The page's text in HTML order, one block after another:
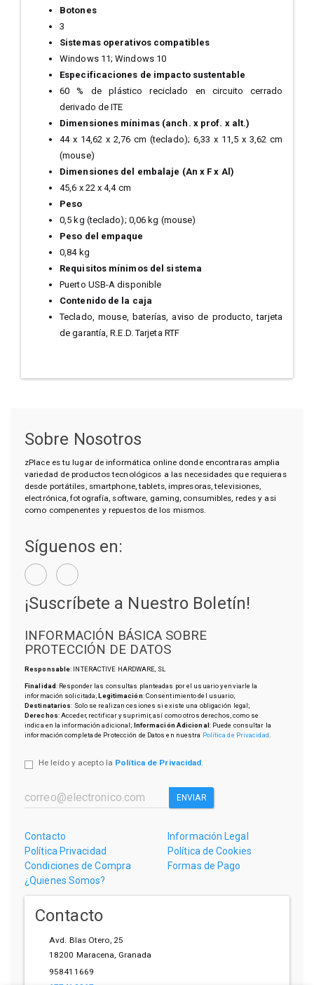
Botones
3
Sistemas operativos compatibles
Windows 11; Windows 10
Especificaciones de impacto sustentable
60 % de plástico reciclado en circuito cerrado
derivado de ITE
Dimensiones mínimas (anch. x prof. x alt.)
44 x 14,62 x 2,76 cm (teclado); 6,33 x 11,5 x 3,62 cm
(mouse)
Dimensiones del embalaje (An x F x Al)
45,6 x 22 x 4,4 cm
Peso
0,5 kg (teclado); 0,06 kg (mouse)
Peso del empaque
0,84 kg
Requisitos mínimos del sistema
Puerto USB-A disponible
Contenido de la caja
Teclado, mouse, baterías, aviso de producto, tarjeta
de garantía, R.E.D. Tarjeta RTF
Sobre Nosotros
zPlace es tu lugar de informática online donde encontraras amplia
variedad de productos tecnológicos a las necesidades que requieras
desde portátiles, smartphone, tablets, impresoras, televisiones,
electrónica, fotografía, software, gaming, consumibles, redes y asi
como compenentes y repuestos de los mismos.
Síguenos en:
¡Suscríbete a Nuestro Boletín!
INFORMACIÓN BÁSICA SOBRE
PROTECCIÓN DE DATOS
Responsable: INTERACTIVE HARDWARE, SL
Finalidad: Responder las consultas planteadas por el usuario y enviarle la
información solicitada;Legitimación: Consentimiento del usuario;
Destinatarios: Solo se realizan cesiones si existe una obligación legal;
Derechos: Acceder, rectificar y suprimir, así como otros derechos, como se
indica en la información adicional; Información Adicional: Puede consultar la
información completa de Protección de Datos en nuestra Política de Privacidad
He leído y acepto la Política de Privacidad.
ENVIAR
Contacto
Información Legal
Política Privacidad
Política de Cookies
Condiciones de Compra
Formas de Pago
¿Quienes Somos?
Contacto
Avd. Blas Otero, 25
18200 Maracena, Granada
958411669